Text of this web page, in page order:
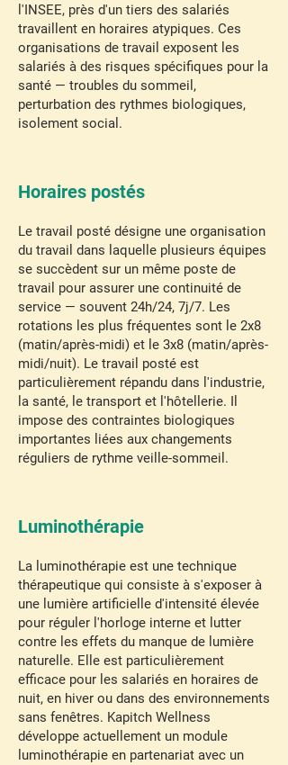
l'INSEE, près d'un tiers des salariés
travaillent en horaires atypiques. Ces
organisations de travail exposent les
salariés à des risques spécifiques pour la
santé — troubles du sommeil,
perturbation des rythmes biologiques,
isolement social.
Horaires postés
Le travail posté désigne une organisation
du travail dans laquelle plusieurs équipes
se succèdent sur un même poste de
travail pour assurer une continuité de
service — souvent 24h/24, 7j/7. Les
rotations les plus fréquentes sont le 2x8
(matin/après-midi) et le 3x8 (matin/après-
midi/nuit). Le travail posté est
particulièrement répandu dans l'industrie,
la santé, le transport et l'hôtellerie. Il
impose des contraintes biologiques
importantes liées aux changements
réguliers de rythme veille-sommeil.
Luminothérapie
La luminothérapie est une technique
thérapeutique qui consiste à s'exposer à
une lumière artificielle d'intensité élevée
pour réguler l'horloge interne et lutter
contre les effets du manque de lumière
naturelle. Elle est particulièrement
efficace pour les salariés en horaires de
nuit, en hiver ou dans des environnements
sans fenêtres. Kapitch Wellness
développe actuellement un module
luminothérapie en partenariat avec un